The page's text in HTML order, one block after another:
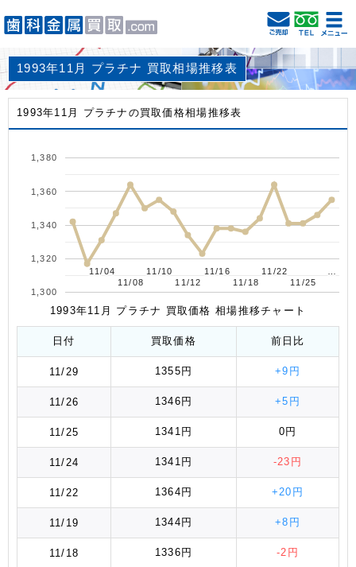
1993年11月 プラチナ 買取相場推移表
1993年11月 プラチナの買取価格相場推移表
11/04
11/04
11/08
11/08
11/10
11/10
11/12
11/12
11/16
11/16
11/18
11/18
11/22
11/22
11/25
11/25
1,300
1,320
1,340
1,360
1,380
1993年11月 プラチナ 買取価格 相場推移チャート
日付 買取価格 前日比
11/29 1355円 +9円
11/26 1346円 +5円
11/25 1341円 0円
11/24 1341円 -23円
11/22 1364円 +20円
11/19 1344円 +8円
11/18 1336円 -2円